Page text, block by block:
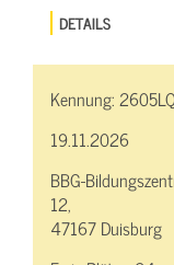
DETAILS
Kennung:
19.11.2026
BBG-
12,
47167 Duisburg